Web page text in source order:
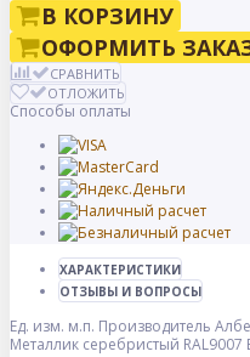
В КОРЗИНУ
ОФОРМИТЬ
СРАВНИТЬ
ОТЛОЖИТЬ
Способы оплаты
ХАРАКТЕРИСТИКИ
ОТЗЫВЫ И ВОПРОСЫ
Ед. изм. м.п. Производитель
Металлик серебристый RAL9007